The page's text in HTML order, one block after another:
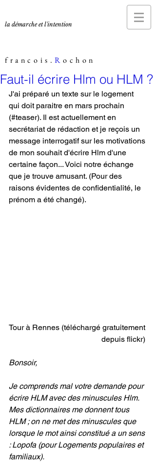
la démarche et l'intention
francois.Rochon
Faut-il écrire Hlm ou HLM ?
J'ai préparé un texte sur le logement
qui doit paraitre en mars prochain
(#teaser). Il est actuellement en
secrétariat de rédaction et je reçois un
message interrogatif sur les motivations
de mon souhait d'écrire Hlm d'une
certaine façon... Voici notre échange
que je trouve amusant. (Pour des
raisons évidentes de confidentialité, le
prénom a été changé).
Tour à Rennes (téléchargé gratuitement
depuis flickr)
Bonsoir,
Je comprends mal votre demande pour
écrire HLM avec des minuscules Hlm.
Mes dictionnaires me donnent tous
HLM ; on ne met des minuscules que
lorsque le mot ainsi constitué a un sens
: Lopofa (pour Logements populaires et
familiaux).